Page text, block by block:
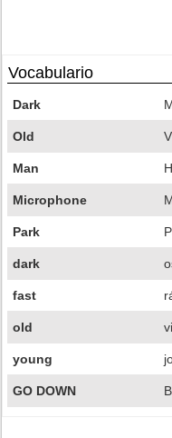
Vocabulario
Dark
Old
Man
Microphone
Park
dark
fast
old
young
GO DOWN